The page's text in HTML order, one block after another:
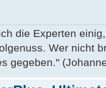
die Experten
Wer nicht
gegeben."